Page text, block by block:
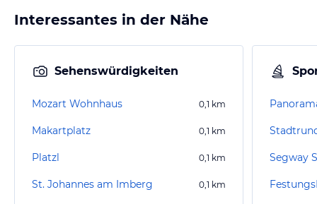
Interessantes in der Nähe
Sehenswürdigkeiten
Mozart Wohnhaus 0,1 km
Makartplatz 0,1 km
Platzl 0,1 km
St. Johannes am Imberg 0,1 km
Segway